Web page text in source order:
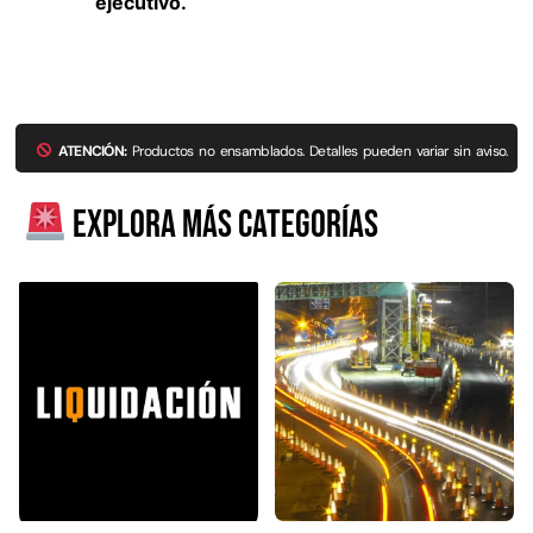
ATENCIÓN:Productos no ensamblados. Detalles pueden variar sin aviso.
Explora más categorías